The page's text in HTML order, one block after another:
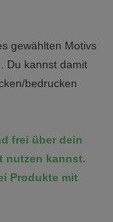
gewählten Motivs
Du kannst damit
bedrucken
frei über dein
nutzen kannst.
Produkte mit